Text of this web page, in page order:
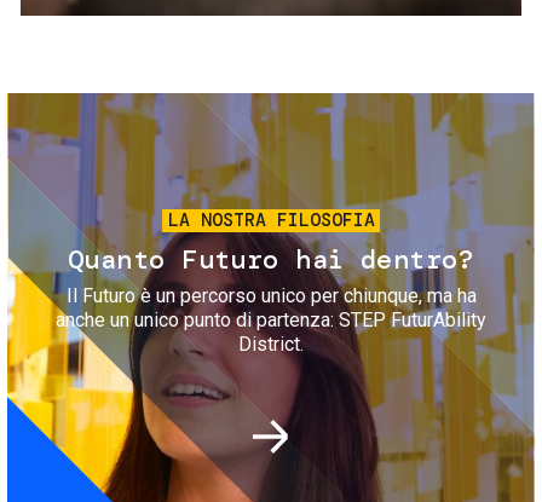
Immagine
LA NOSTRA FILOSOFIA
Quanto Futuro hai dentro?
Il Futuro è un percorso unico per chiunque, ma ha
anche un unico punto di partenza: STEP FuturAbility
District.